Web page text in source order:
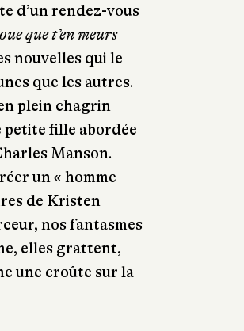
d’un rendez-vous
que t’en meurs
nouvelles qui le
que les autres.
plein chagrin
petite fille abordée
Manson.
un « homme
de Kristen
nos fantasmes
elles grattent,
une croûte sur la